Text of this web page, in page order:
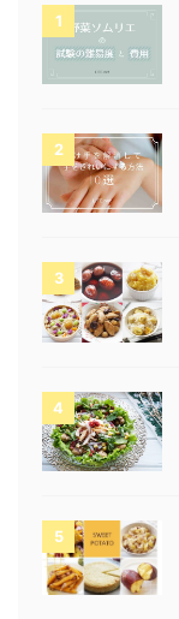
1
2
3
4
5